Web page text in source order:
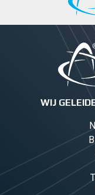
WIJ